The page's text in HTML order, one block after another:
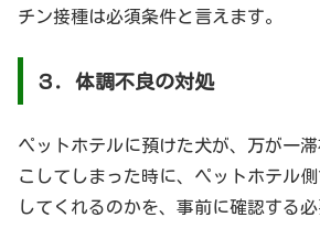
チン接種は必須条件と言えます。
３．体調不良の対処
ペットホテルに預けた犬が、万が一
こしてしまった時に、ペットホテル
してくれるのかを、事前に確認する必